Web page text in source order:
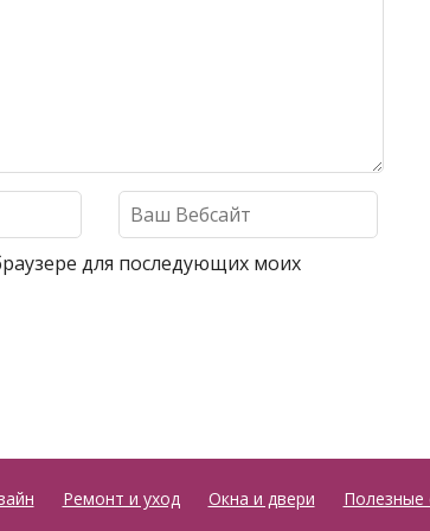
для последующих моих
Ремонт и уход Окна и двери Полезные